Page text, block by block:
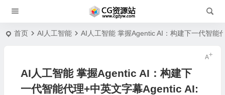
首页 AI人工智能 AI人工智能 掌握Agentic AI：构建下一代智
AI人工智能 掌握Agentic AI：构建下
一代智能代理+中英文字幕Agentic AI: